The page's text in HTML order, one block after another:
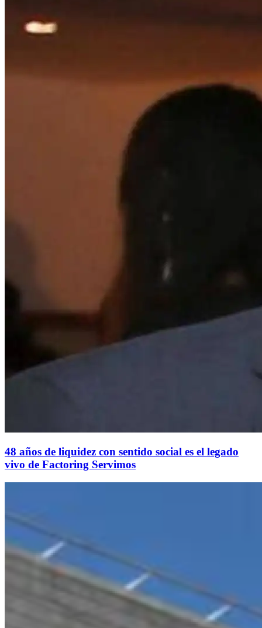
48 años de liquidez con sentido social es el legado
vivo de Factoring Servimos